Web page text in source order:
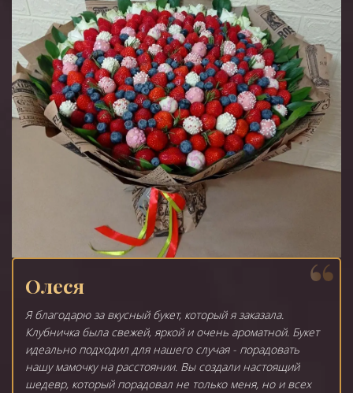
Олеся
Я благодарю за вкусный букет, который я заказала.
Клубничка была свежей, яркой и очень ароматной. Букет
идеально подходил для нашего случая - порадовать
нашу мамочку на расстоянии. Вы создали настоящий
шедевр, который порадовал не только меня, но и всех